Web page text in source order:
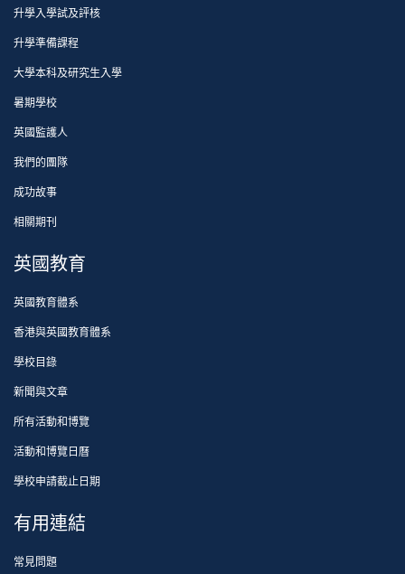
升學入學試及評核
升學準備課程
大學本科及研究生入學
暑期學校
英國監護人
我們的團隊
成功故事
相關期刊
英國教育
英國教育體系
香港與英國教育體系
學校目錄
新聞與文章
所有活動和博覽
活動和博覽日曆
學校申請截止日期
有用連結
常見問題